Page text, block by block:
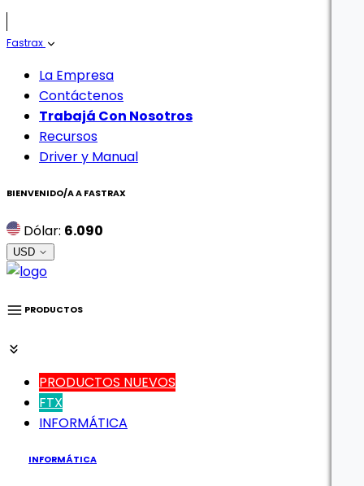
Fastrax
La Empresa
Contáctenos
Trabajá Con Nosotros
Recursos
Driver y Manual
BIENVENIDO/A A FASTRAX
Dólar: 6.090
USD
PRODUCTOS
PRODUCTOS NUEVOS
FTX
INFORMÁTICA
INFORMÁTICA